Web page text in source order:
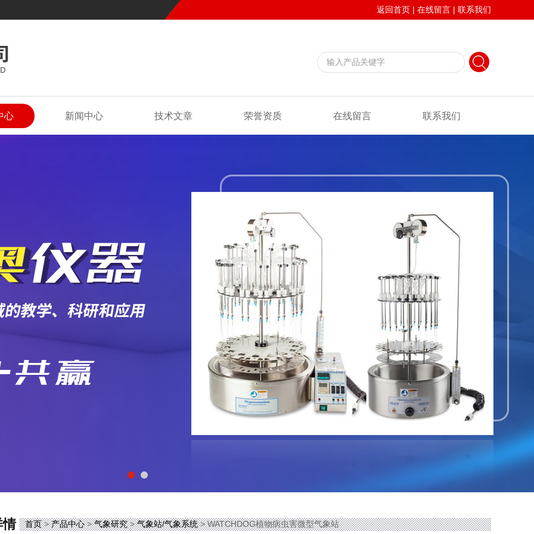
返回首页 | 在线留言 | 联系我们
心 新闻中心 技术文章 荣誉资质 在线留言 联系我们
情 首页>产品中心>气象研究>气象站/气象系统> WATCHDOG植物病虫害微型气象站